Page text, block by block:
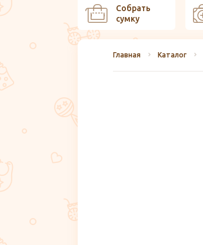
Собрать
сумку
Главная Каталог